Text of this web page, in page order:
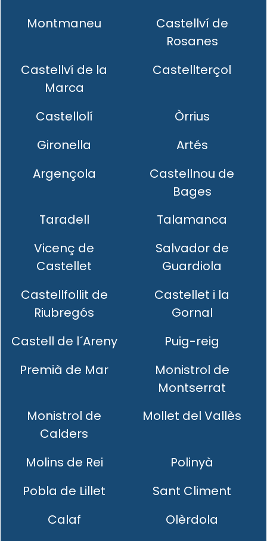
Montmaneu
Castellví de
Rosanes
Castellví de la
Marca
Castellterçol
Castellolí
Òrrius
Gironella
Artés
Argençola
Castellnou de
Bages
Taradell
Talamanca
Vicenç de
Castellet
Salvador de
Guardiola
Castellfollit de
Riubregós
Castellet i la
Gornal
Castell de l´Areny
Puig-reig
Premià de Mar
Monistrol de
Montserrat
Monistrol de
Calders
Mollet del Vallès
Molins de Rei
Polinyà
Pobla de Lillet
Sant Climent
Calaf
Olèrdola